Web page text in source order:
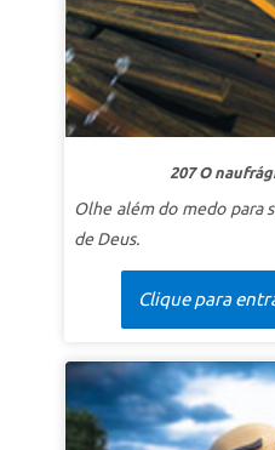
LIÇÃO 1 ELAS
SuperVerdade:Posso
SuperVersículo“Volte-se
céus logo estará aqui.”
LIÇÃO 2 MAIS DE
Quero
(João 3:30 ARC.)
LIÇÃO 3 A GRANDEZA
SuperVerdade:Por
grande no Reino de Deus.
207 O
Olhe além do medo para
de Deus.
Clique para